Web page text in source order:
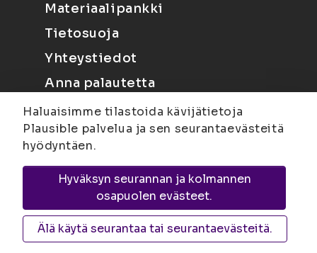
Materiaalipankki
Tietosuoja
Yhteystiedot
Anna palautetta
Joensuu
Suvantokatu 6, 80100 Joensuu |
KuopioYliopistonranta 15, PL 1627, 70211
Kuopio
Haluaisimme tilastoida kävijätietoja
Plausible palvelua ja sen seurantaevästeitä
hyödyntäen.
Hyväksyn seurannan ja kolmannen
osapuolen evästeet.
Älä käytä seurantaa tai seurantaevästeitä.